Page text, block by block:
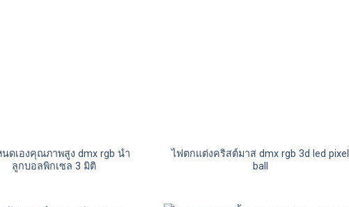
ดเองคุณภาพสูง dmx rgb นำ
ลูกบอลพิกเซล 3 มิติ
ไฟตกแต่งคริสต์มาส dmx rgb 3d led pixel
ball